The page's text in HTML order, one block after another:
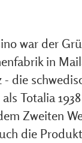
war der
in
die
Totalia
Zweiten
die